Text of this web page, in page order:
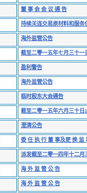
董 事 会 会 议 通 告
持续关连交易原材料和服务
海外监管公告
截至二零一五年七月三十一
盈利警告
海外监管公告
临时股东大会通告
截至二零一五年六月三十日
澄清公告
委 任 执 行 董 事及更 换 监
派发截至二零一四年十二月
海 外 监 管 公 告
海 外 监 管 公 告